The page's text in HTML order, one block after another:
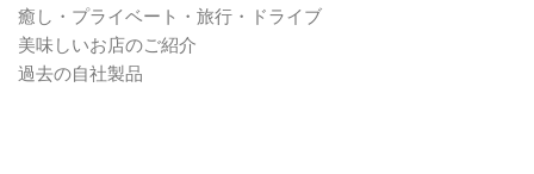
癒し・プライベート・旅行・ドライブ
美味しいお店のご紹介
過去の自社製品